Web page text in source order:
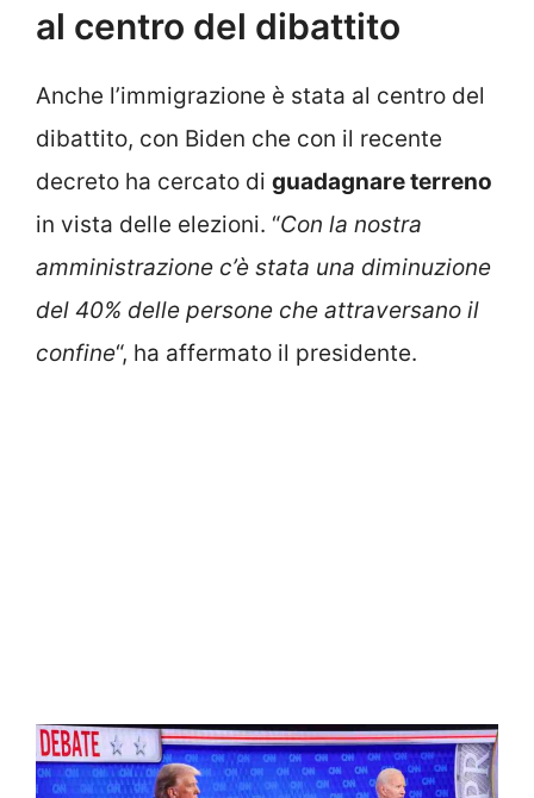
al centro del dibattito
Anche l’immigrazione è stata al centro del
dibattito, con Biden che con il recente
decreto ha cercato di guadagnare terreno
in vista delle elezioni. “Con la nostra
amministrazione c’è stata una diminuzione
del 40% delle persone che attraversano il
confine“, ha affermato il presidente.